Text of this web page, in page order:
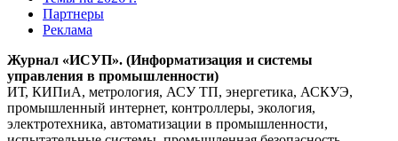
Партнеры
Реклама
Журнал «ИСУП». (Информатизация и системы
управления в промышленности)
ИТ, КИПиА, метрология, АСУ ТП, энергетика, АСКУЭ,
промышленный интернет, контроллеры, экология,
электротехника, автоматизации в промышленности,